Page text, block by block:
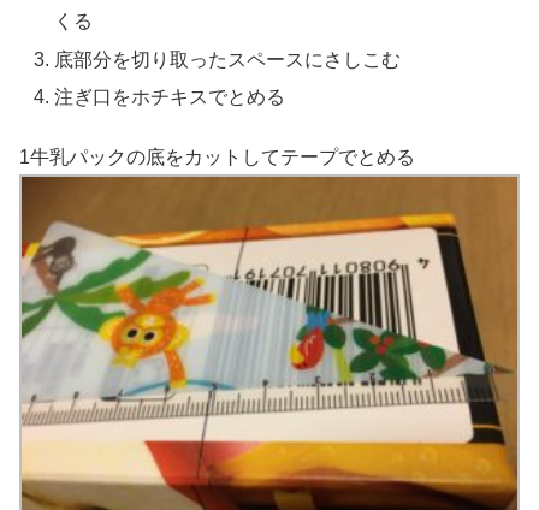
くる
底部分を切り取ったスペースにさしこむ
注ぎ口をホチキスでとめる
1牛乳パックの底をカットしてテープでとめる